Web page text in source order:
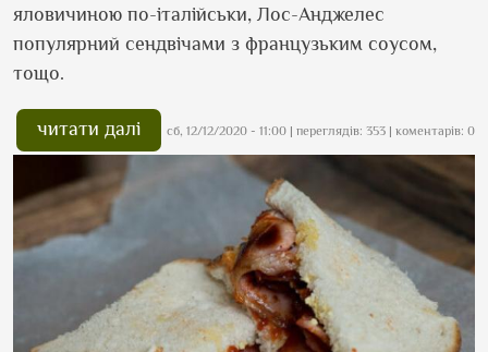
яловичиною по-італійськи, Лос-Анджелес
популярний сендвічами з французьким соусом,
тощо.
читати далі сб, 12/12/2020 - 11:00 | переглядів: 353 | коментарів: 0